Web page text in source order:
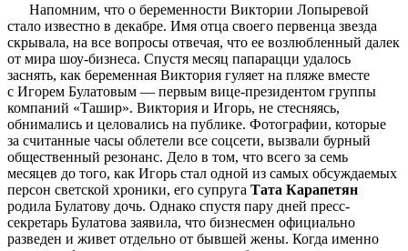
Напомним, что о беременности Виктории Лопыревой
стало известно в декабре. Имя отца своего первенца звезда
скрывала, на все вопросы отвечая, что ее возлюбленный далек
от мира шоу-бизнеса. Спустя месяц папарацци удалось
заснять, как беременная Виктория гуляет на пляже вместе
с Игорем Булатовым — первым вице-президентом группы
компаний «Ташир». Виктория и Игорь, не стесняясь,
обнимались и целовались на публике. Фотографии, которые
за считанные часы облетели все соцсети, вызвали бурный
общественный резонанс. Дело в том, что всего за семь
месяцев до того, как Игорь стал одной из самых обсуждаемых
персон светской хроники, его супруга Тата Карапетян
родила Булатову дочь. Однако спустя пару дней пресс-
секретарь Булатова заявила, что бизнесмен официально
разведен и живет отдельно от бывшей жены. Когда именно